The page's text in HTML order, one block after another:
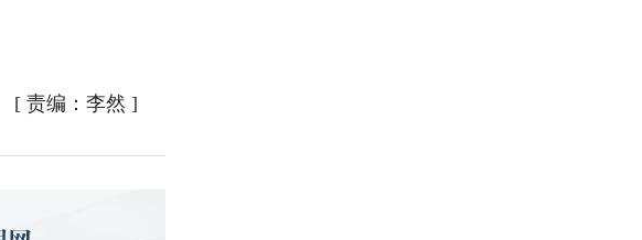
[ 责编：李然 ]